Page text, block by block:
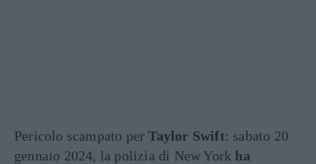
Pericolo scampato perTaylor Swift: sabato 20
gennaio 2024, la polizia di New York ha